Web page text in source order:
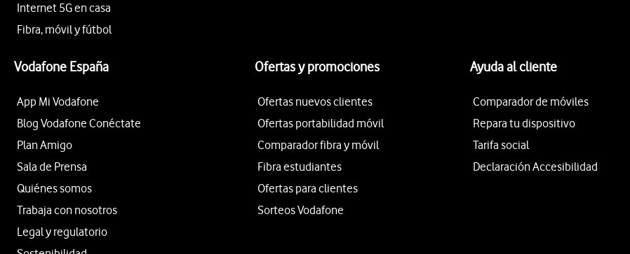
Internet 5G en casa
Fibra, móvil y fútbol
Vodafone España
App Mi Vodafone
Blog Vodafone Conéctate
Plan Amigo
Sala de Prensa
Quiénes somos
Trabaja con nosotros
Legal y regulatorio
Ofertas y promociones
Ofertas nuevos clientes
Ofertas portabilidad móvil
Comparador fibra y móvil
Fibra estudiantes
Ofertas para clientes
Sorteos Vodafone
Ayuda al cliente
Comparador de móviles
Repara tu dispositivo
Tarifa social
Declaración Accesibilidad